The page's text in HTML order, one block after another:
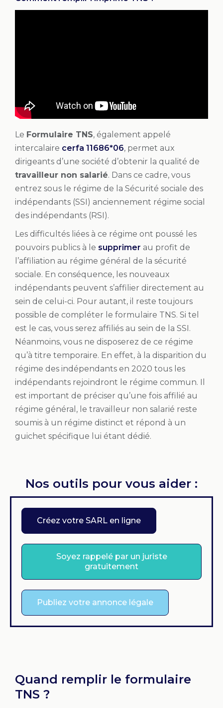
Le Formulaire TNS, également appelé
intercalaire cerfa 11686*06, permet aux
dirigeants d’une société d’obtenir la qualité de
travailleur non salarié. Dans ce cadre, vous
entrez sous le régime de la Sécurité sociale des
indépendants (SSI) anciennement régime social
des indépendants (RSI).
Les difficultés liées à ce régime ont poussé les
pouvoirs publics à le supprimer au profit de
l’affiliation au régime général de la sécurité
sociale. En conséquence, les nouveaux
indépendants peuvent s’affilier directement au
sein de celui-ci. Pour autant, il reste toujours
possible de compléter le formulaire TNS. Si tel
est le cas, vous serez affiliés au sein de la SSI.
Néanmoins, vous ne disposerez de ce régime
qu’à titre temporaire. En effet, à la disparition du
régime des indépendants en 2020 tous les
indépendants rejoindront le régime commun. Il
est important de préciser qu’une fois affilié au
régime général, le travailleur non salarié reste
soumis à un régime distinct et répond à un
guichet spécifique lui étant dédié.
Nos outils pour vous aider :
Créez votre SARL en ligne
Soyez rappelé par un juriste
gratuitement
Publiez votre annonce légale
Quand remplir le formulaire
TNS ?